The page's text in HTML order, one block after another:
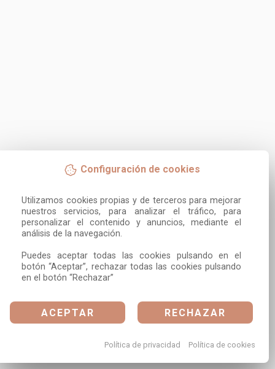
Configuración de cookies
Utilizamos cookies propias y de terceros para mejorar
nuestros servicios, para analizar el tráfico, para
personalizar el contenido y anuncios, mediante el
análisis de la navegación.
Puedes aceptar todas las cookies pulsando en el
botón “Aceptar”, rechazar todas las cookies pulsando
en el botón “Rechazar”
ACEPTAR RECHAZAR
Política de privacidad Política de cookies